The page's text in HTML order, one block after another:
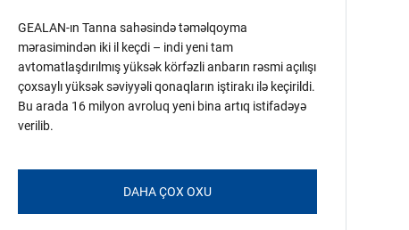
GEALAN-ın Tanna sahəsində təməlqoyma
mərasimindən iki il keçdi – indi yeni tam
avtomatlaşdırılmış yüksək körfəzli anbarın rəsmi açılışı
çoxsaylı yüksək səviyyəli qonaqların iştirakı ilə keçirildi.
Bu arada 16 milyon avroluq yeni bina artıq istifadəyə
verilib.
DAHA ÇOX OXU